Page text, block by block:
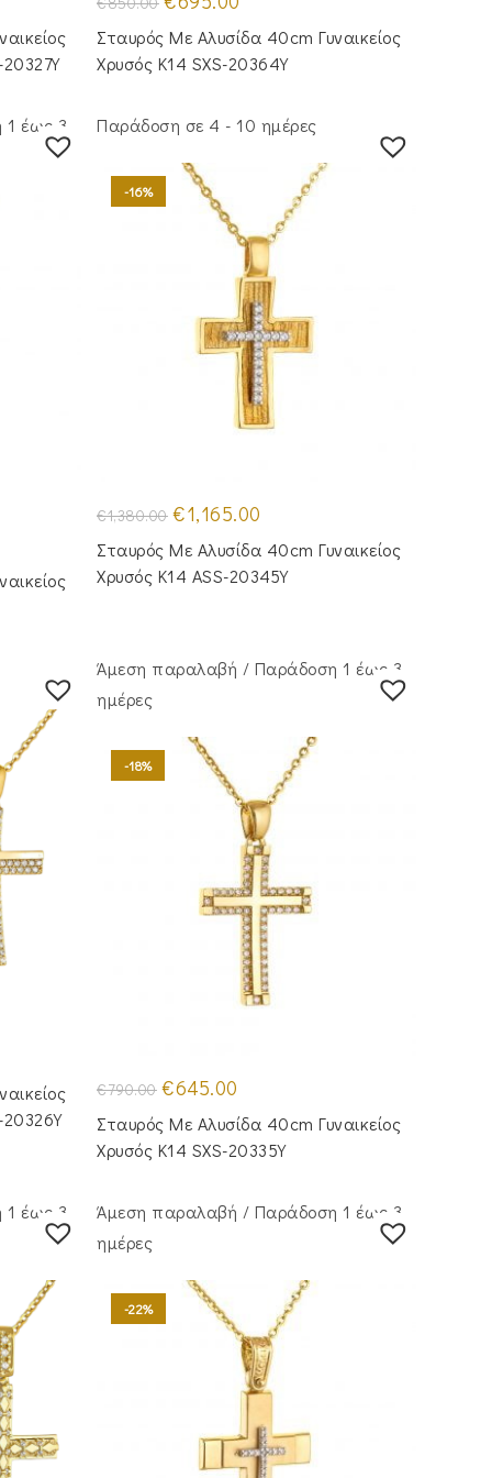
price
was:
€850.00.
τιμή
είναι:
€695.00.
Σταυρός Με Αλυσίδα 40cm Γυναικείος
Χρυσός Κ14 SXS-20364Y
έως 3
Παράδοση σε 4 - 10 ημέρες
-16%
€1,380.00 Original
price
was:
€1,380.00.
€1,165.00
τιμή
είναι:
€1,165.00.
Σταυρός Mε Aλυσίδα 40cm Γυναικείος
Χρυσός Κ14 ASS-20345Y
Άμεση παραλαβή / Παράδoση 1 έως 3
ημέρες
-18%
€790.00 Original
price
was:
€790.00.
€645.00
τιμή
είναι:
€645.00.
Σταυρός Mε Aλυσίδα 40cm Γυναικείος
Χρυσός Κ14 SXS-20335Y
έως 3
Άμεση παραλαβή / Παράδoση 1 έως 3
ημέρες
-22%